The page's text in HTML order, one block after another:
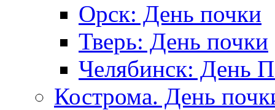
Орск: День почки
Тверь: День почки
Челябинск: День
Кострома. День